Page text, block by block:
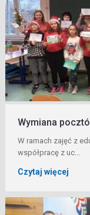
Wymiana
W ramach zajęć z
współpracę z uc...
Czytaj więcej